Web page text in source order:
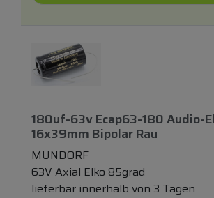
180uf-63v Ecap63-180 Audio-
16x39mm Bipolar Rau
MUNDORF
63V Axial Elko 85grad
lieferbar innerhalb von 3 Tagen